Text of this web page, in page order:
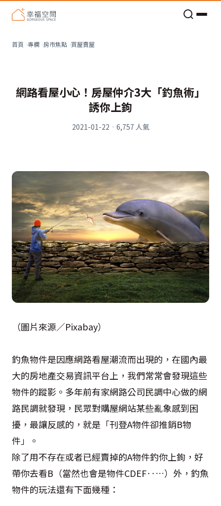
首頁 專欄 房市焦點 買屋賣屋
網路看屋小心！房屋仲介3大「釣魚術」
誘你上鉤
2021-01-22 · 6,757 人氣
（圖片來源／Pixabay）
釣魚物件是因應網路看屋潮流而出現的，在國內最
大的房地產交易資訊平台上，我們常常會發現這些
物件的蹤影。多年前有家網路公司民調中心做的網
路民調就發現，民眾對購屋網站某些亂象感到困
擾，最讓反感的，就是「刊登A物件卻推銷B物
件」。
除了用不存在或者已經賣掉的A物件釣你上鉤，好
帶你去看B（當然也會是物件CDEF‥…）外，釣魚
物件的玩法還有下面幾種：